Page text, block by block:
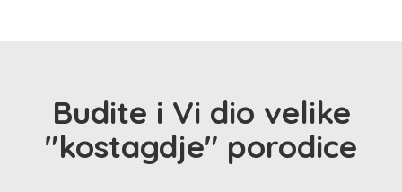
Budite i Vi dio velike
"kostagdje" porodice